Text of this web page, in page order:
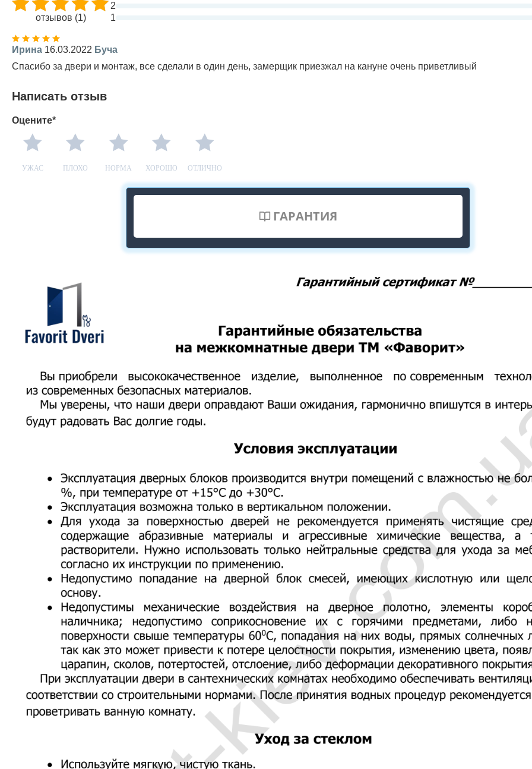
отзывов (1)
2
1
Ирина 16.03.2022 Буча
Спасибо за двери и монтаж, все сделали в один день, замерщик приезжал на кануне очень приветливый
Написать отзыв
Оцените*
УЖАС ПЛОХО НОРМА ХОРОШО ОТЛИЧНО
ГАРАНТИЯ